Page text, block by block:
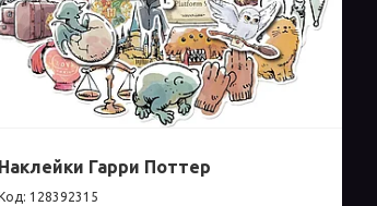
Наклейки Гарри Поттер
128392315